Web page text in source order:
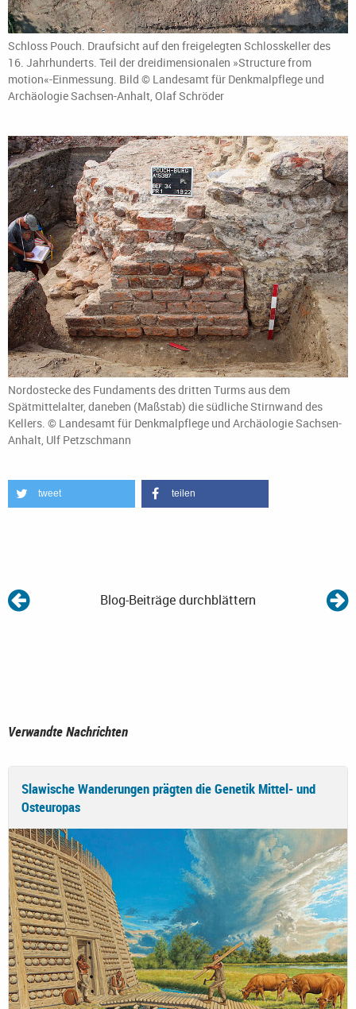
Schloss Pouch. Draufsicht auf den freigelegten Schlosskeller des
16. Jahrhunderts. Teil der dreidimensionalen »Structure from
motion«-Einmessung. Bild © Landesamt für Denkmalpflege und
Archäologie Sachsen-Anhalt, Olaf Schröder
Nordostecke des Fundaments des dritten Turms aus dem
Spätmittelalter, daneben (Maßstab) die südliche Stirnwand des
Kellers. © Landesamt für Denkmalpflege und Archäologie Sachsen-
Anhalt, Ulf Petzschmann
tweet teilen
Blog-Beiträge durchblättern
Verwandte Nachrichten
Slawische Wanderungen prägten die Genetik Mittel- und
Osteuropas